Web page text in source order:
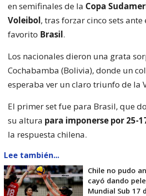
en semifinales de la Copa
Voleibol, tras forzar cinco sets
favorito Brasil.
Los nacionales dieron una grata
Cochabamba (Bolivia), donde un
esperaba ver un claro triunfo de la
El primer set fue para Brasil, que
su altura para imponerse por 25-
la respuesta chilena.
Lee también...
Chile no pudo
cayó dando
Mundial Sub 17